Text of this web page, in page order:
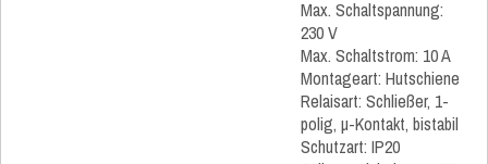
Max. Schaltspannung:
230 V
Max. Schaltstrom: 10 A
Montageart: Hutschiene
Relaisart: Schließer, 1-
polig, µ-Kontakt, bistabil
Schutzart: IP20